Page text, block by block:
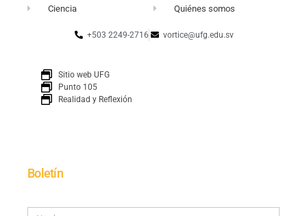
Ciencia Quiénes somos
+503 2249-2716 vortice@ufg.edu.sv
Sitio web UFG
Punto 105
Realidad y Reflexión
Boletín